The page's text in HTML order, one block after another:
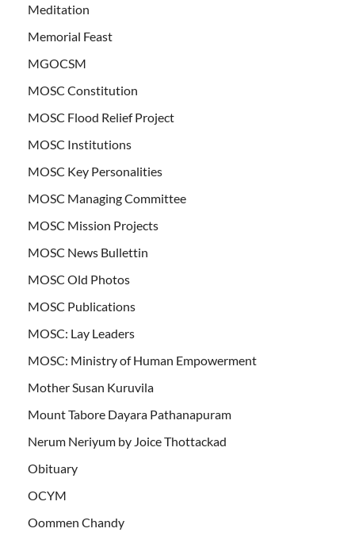
Meditation
Memorial Feast
MGOCSM
MOSC Constitution
MOSC Flood Relief Project
MOSC Institutions
MOSC Key Personalities
MOSC Managing Committee
MOSC Mission Projects
MOSC News Bullettin
MOSC Old Photos
MOSC Publications
MOSC: Lay Leaders
MOSC: Ministry of Human Empowerment
Mother Susan Kuruvila
Mount Tabore Dayara Pathanapuram
Nerum Neriyum by Joice Thottackad
Obituary
OCYM
Oommen Chandy